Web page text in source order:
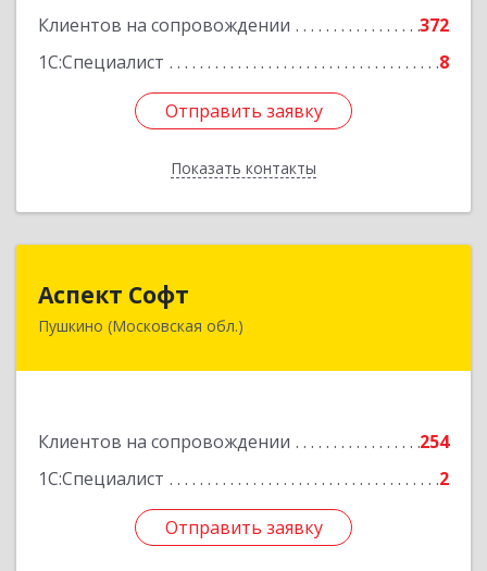
Клиентов на сопровождении
372
1С:Специалист
8
Отправить заявку
Показать контакты
Подробнее
Отправить заявку
Назад
Аспект Софт
Пушкино (Московская обл.)
Клиентов на сопровождении
254
1С:Специалист
2
Отправить заявку
141205, Московская обл, Пушкинский р-н,
Отправить заявку